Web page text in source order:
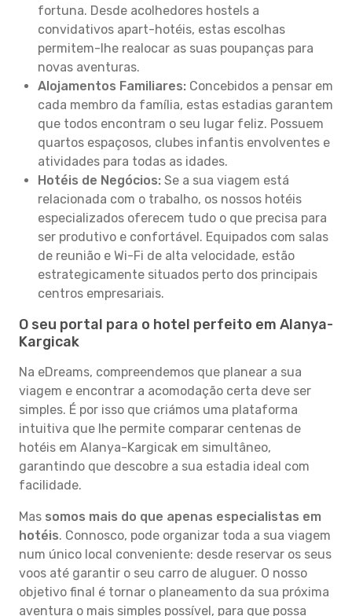
fortuna. Desde acolhedores hostels a
convidativos apart-hotéis, estas escolhas
permitem-lhe realocar as suas poupanças para
novas aventuras.
Alojamentos Familiares: Concebidos a pensar em
cada membro da família, estas estadias garantem
que todos encontram o seu lugar feliz. Possuem
quartos espaçosos, clubes infantis envolventes e
atividades para todas as idades.
Hotéis de Negócios: Se a sua viagem está
relacionada com o trabalho, os nossos hotéis
especializados oferecem tudo o que precisa para
ser produtivo e confortável. Equipados com salas
de reunião e Wi-Fi de alta velocidade, estão
estrategicamente situados perto dos principais
centros empresariais.
O seu portal para o hotel perfeito em Alanya-
Kargicak
Na eDreams, compreendemos que planear a sua
viagem e encontrar a acomodação certa deve ser
simples. É por isso que criámos uma plataforma
intuitiva que lhe permite comparar centenas de
hotéis em Alanya-Kargicak em simultâneo,
garantindo que descobre a sua estadia ideal com
facilidade.
Mas somos mais do que apenas especialistas em
hotéis. Connosco, pode organizar toda a sua viagem
num único local conveniente: desde reservar os seus
voos até garantir o seu carro de aluguer. O nosso
objetivo final é tornar o planeamento da sua próxima
aventura o mais simples possível, para que possa